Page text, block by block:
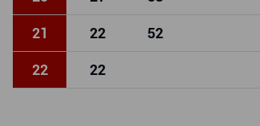
21 22 52
22 22